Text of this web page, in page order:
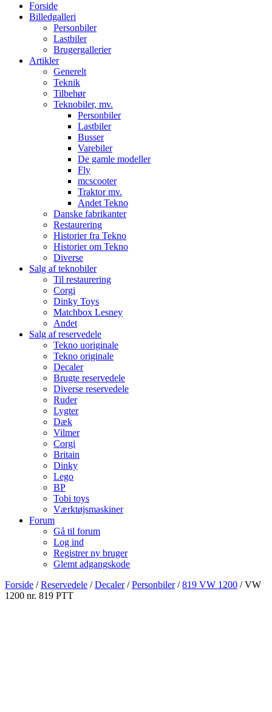
Forside
Billedgalleri
Personbiler
Lastbiler
Brugergallerier
Artikler
Generelt
Teknik
Tilbehør
Teknobiler, mv.
Personbiler
Lastbiler
Busser
Varebiler
De gamle modeller
Fly
mcscooter
Traktor mv.
Andet Tekno
Danske fabrikanter
Restaurering
Historier fra Tekno
Historier om Tekno
Diverse
Salg af teknobiler
Til restaurering
Corgi
Dinky Toys
Matchbox Lesney
Andet
Salg af reservedele
Tekno uoriginale
Tekno originale
Decaler
Brugte reservedele
Diverse reservedele
Ruder
Lygter
Dæk
Vilmer
Corgi
Britain
Dinky
Lego
BP
Tobi toys
Værktøjsmaskiner
Forum
Gå til forum
Log ind
Registrer ny bruger
Glemt adgangskode
Forside /Reservedele /Decaler/Personbiler/819 VW 1200 / VW
1200 nr. 819 PTT